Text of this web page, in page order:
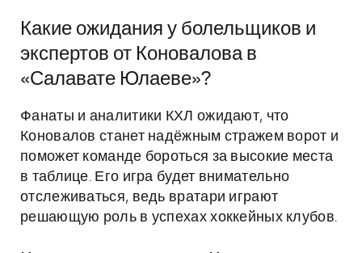
Какие ожидания у болельщиков и
экспертов от Коновалова в
«Салавате Юлаеве»?
Фанаты и аналитики КХЛ ожидают, что
Коновалов станет надёжным стражем ворот и
поможет команде бороться за высокие места
в таблице. Его игра будет внимательно
отслеживаться, ведь вратари играют
решающую роль в успехах хоккейных клубов.